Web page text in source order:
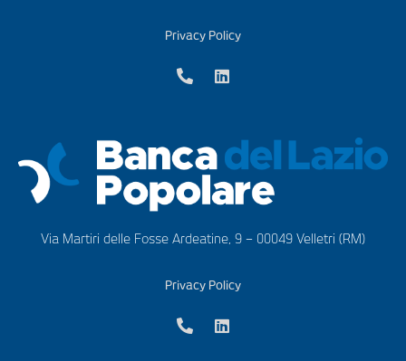
Privacy Policy
Via Martiri delle Fosse Ardeatine, 9 – 00049 Velletri (RM)
Privacy Policy